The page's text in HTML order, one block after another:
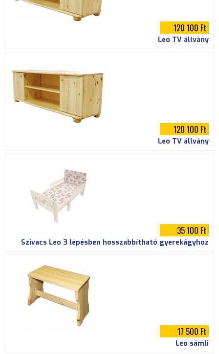
120 100 Ft
Leo TV állvány
120 100 Ft
Leo TV állvány
35 100 Ft
Szivacs Leo 3 lépésben hosszabbítható gyerekágyhoz
17 500 Ft
Leo sámli